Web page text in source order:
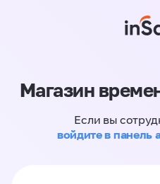
Магазин
Если вы
войдите в панель